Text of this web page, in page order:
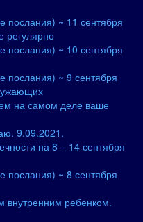
послания) ~ 11 сентября
регулярно
послания) ~ 10 сентября
послания) ~ 9 сентября
на самом деле ваше
9.09.2021.
на 8 – 14 сентября
послания) ~ 8 сентября
внутренним ребенком.